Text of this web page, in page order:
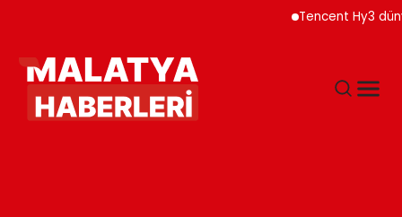
Tencent Hy3 dünya